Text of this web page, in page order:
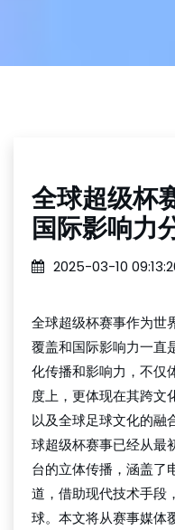
全球超级杯
国际影响力
2025-03-10
全球超级杯赛事作为世
覆盖和国际影响力一直
化传播和影响力，不仅
度上，更体现在其跨文
以及全球足球文化的融
球超级杯赛事已经从最
台的立体传播，涵盖了
道，借助现代技术手段
球。本文将从赛事媒体